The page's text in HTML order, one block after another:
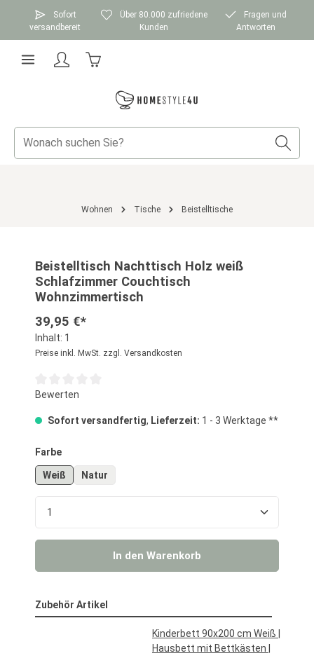
Zum Hauptinhalt springen
Sofort
versandbereit
Über 80.000 zufriedene
Kunden
Fragen und
Antworten
Wohnen Tische Beistelltische
Beistelltisch Nachttisch Holz weiß
Schlafzimmer Couchtisch
Wohnzimmertisch
39,95 €*
Inhalt: 1
Preise inkl. MwSt. zzgl. Versandkosten
Durchschnittliche Bewertung von 0 von 5 Sternen
Bewerten
Sofort versandfertig, Lieferzeit: 1 - 3 Werktage **
Farbeauswählen
Weiß Natur
Produkt Anzahl: Gib den gewünschten Wert
In den Warenkorb
Zubehör Artikel
Kinderbett 90x200 cm Weiß |
Hausbett mit Bettkästen |